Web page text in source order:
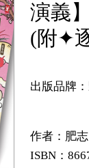
演義
(附✦
出版品牌
作者： 肥
ISBN：